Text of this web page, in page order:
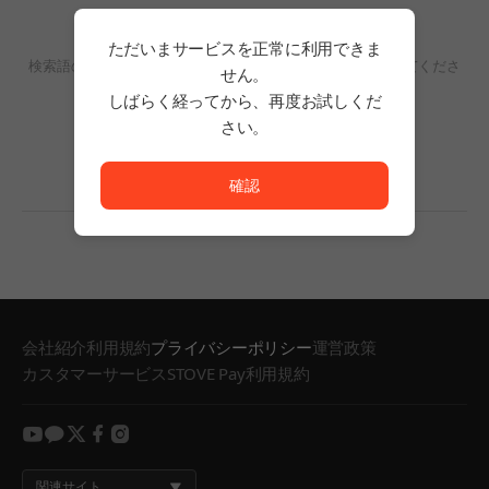
検索結果がありません。
検索語の単語数を減らすか、フィルタリングの条件を変更してくださ
い。
検索結果がありません。
会社紹介利用規約プライバシーポリシー運営政策
カスタマーサービスSTOVE Pay利用規約
youtube
kakao
twitter
facebook
instagram
ただいまサービスを正常に利用できま
せん。
しばらく経ってから、再度お試しくだ
さい。
確認